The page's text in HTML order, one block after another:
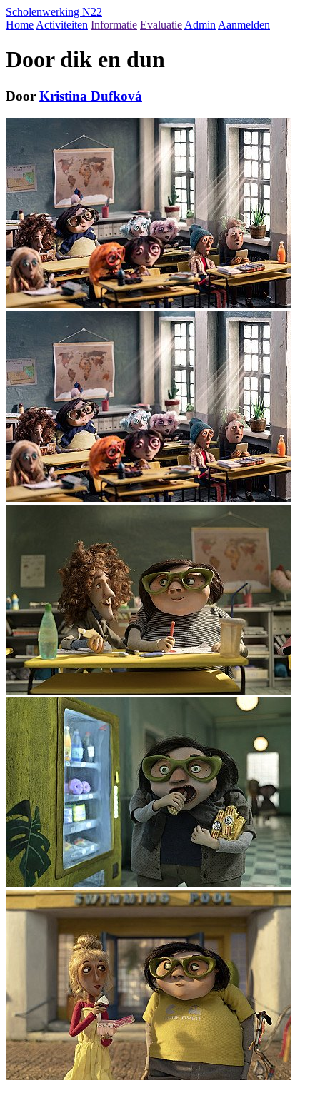
Scholenwerking N22
Home Activiteiten Informatie Evaluatie Admin Aanmelden
Door dik en dun
Door Kristina Dufková